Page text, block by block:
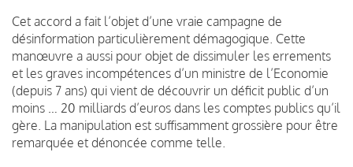
Cet accord a fait l’objet d’une vraie campagne de
désinformation particulièrement démagogique. Cette
manœuvre a aussi pour objet de dissimuler les errements
et les graves incompétences d’un ministre de l’Economie
(depuis 7 ans) qui vient de découvrir un déficit public d’un
moins … 20 milliards d’euros dans les comptes publics qu’il
gère. La manipulation est suffisamment grossière pour être
remarquée et dénoncée comme telle.